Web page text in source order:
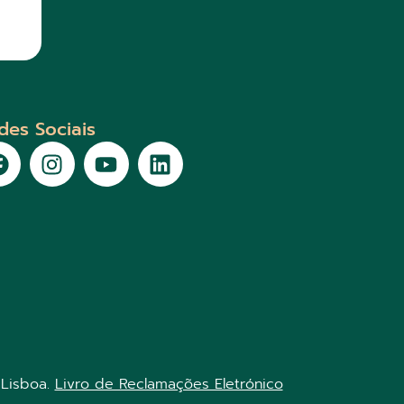
Sociais
Livro de Reclamações Eletrónico